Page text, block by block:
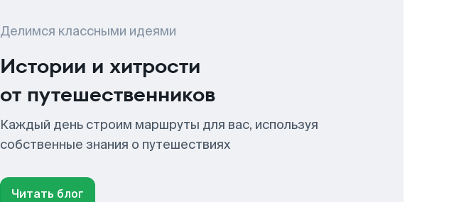
Делимся классными идеями
Истории и хитрости
от путешественников
Каждый день строим маршруты для вас, используя
собственные знания о путешествиях
Читать блог